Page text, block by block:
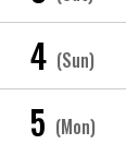
4 (Sun)
5 (Mon)